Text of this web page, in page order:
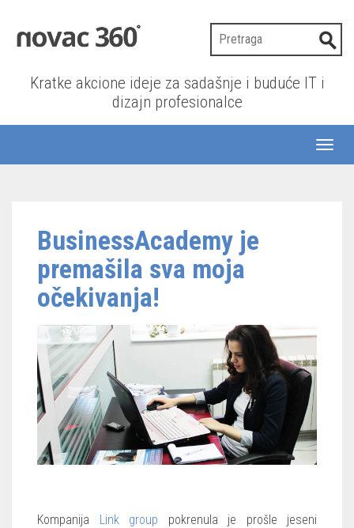
Kratke akcione ideje za sadašnje i buduće IT i
dizajn profesionalce
BusinessAcademy je
premašila sva moja
očekivanja!
Kompanija Link group pokrenula je prošle jeseni